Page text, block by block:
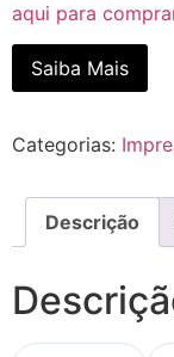
aqui para
Saiba Mais
Categorias:
Descrição